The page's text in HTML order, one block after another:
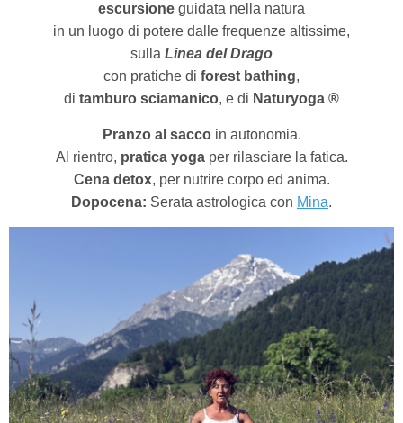
escursione guidata nella natura
in un luogo di potere dalle frequenze altissime,
sulla Linea del Drago
con pratiche di forest bathing,
di tamburo sciamanico, e di Naturyoga ®
Pranzo al saccoin autonomia.
Al rientro, pratica yogaper rilasciare la fatica.
Cena detox, per nutrire corpo ed anima.
Dopocena: Serata astrologica con Mina.